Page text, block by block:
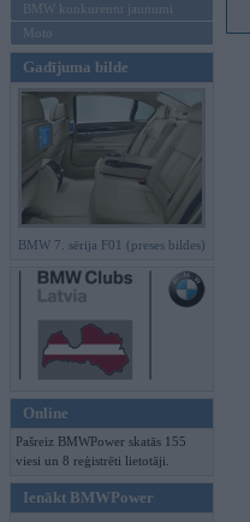
BMW konkurentu jaunumi
Moto
Gadījuma bilde
BMW 7. sērija F01 (preses bildes)
Online
Pašreiz BMWPower skatās 155
viesi un 8 reģistrēti lietotāji.
Ienākt BMWPower